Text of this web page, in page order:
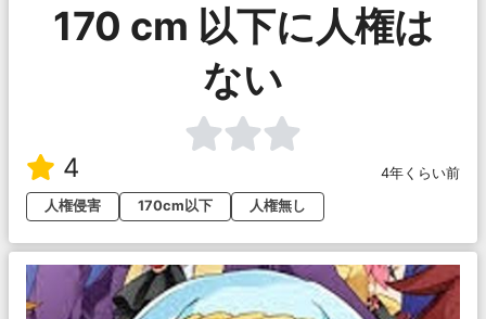
170 cm 以下に人権は
ない
4
4年くらい前
人権侵害
170cm以下 人権無し